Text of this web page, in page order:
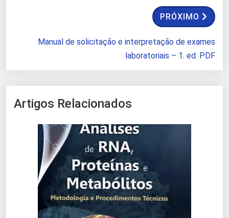
PRÓXIMO
Manual de solicitação e interpretação de exames
laboratoriais – 1. ed. PDF
Artigos Relacionados